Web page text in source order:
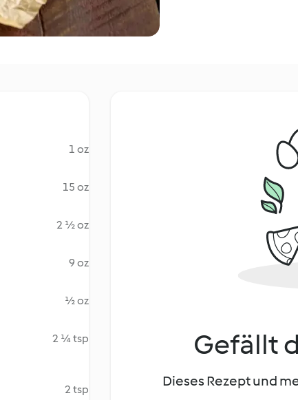
1 oz
15 oz
2 ½ oz
9 oz
½ oz
2 ¼ tsp
2 tsp
Gefällt
Dieses Rezept und